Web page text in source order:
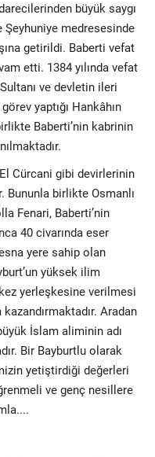
büyük saygı
medresesinde
getirildi. Baberti vefat
etti. 1384 yılında vefat
ve devletin ileri
yaptığı Hankâhın
Baberti’nin kabrinin
Cürcani gibi devirlerinin
Bununla birlikte Osmanlı
Fenari, Baberti’nin
40 civarında eser
yere sahip olan
yüksek ilim
yerleşkesine verilmesi
Aradan
İslam aliminin adı
Bir Bayburtlu olarak
yetiştirdiği değerleri
ve genç nesillere